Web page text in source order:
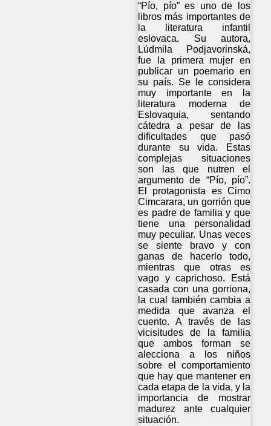
“Pío, pío” es uno de los
libros más importantes de
la literatura infantil
eslovaca. Su autora,
Lúdmila Podjavorinská,
fue la primera mujer en
publicar un poemario en
su país. Se le considera
muy importante en la
literatura moderna de
Eslovaquia, sentando
cátedra a pesar de las
dificultades que pasó
durante su vida. Estas
complejas situaciones
son las que nutren el
argumento de “Pío, pío”.
El protagonista es Cimo
Cimcarara, un gorrión que
es padre de familia y que
tiene una personalidad
muy peculiar. Unas veces
se siente bravo y con
ganas de hacerlo todo,
mientras que otras es
vago y caprichoso. Está
casada con una gorriona,
la cual también cambia a
medida que avanza el
cuento. A través de las
vicisitudes de la familia
que ambos forman se
alecciona a los niños
sobre el comportamiento
que hay que mantener en
cada etapa de la vida, y la
importancia de mostrar
madurez ante cualquier
situación.